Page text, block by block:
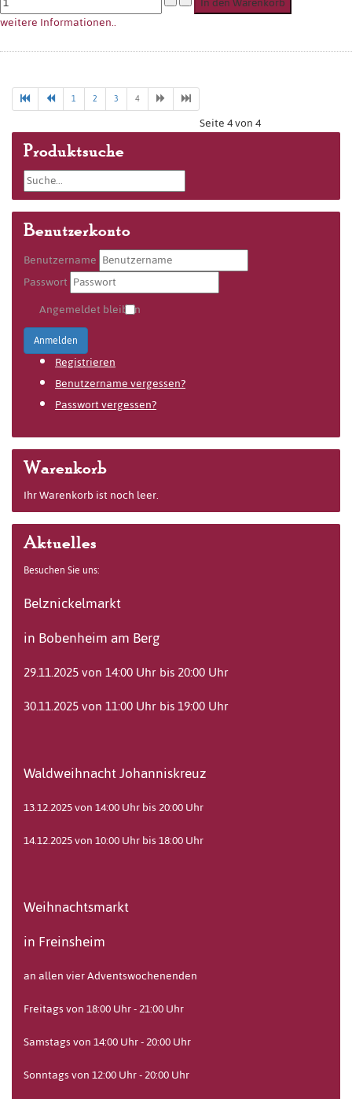
weitere Informationen..
1 2 3 4
Seite 4 von 4
Produktsuche
Benutzerkonto
Benutzername
Passwort
Angemeldet bleiben
Anmelden
Registrieren
Benutzername vergessen?
Passwort vergessen?
Warenkorb
Ihr Warenkorb ist noch leer.
Aktuelles
Besuchen Sie uns:
Belznickelmarkt
in Bobenheim am Berg
29.11.2025 von 14:00 Uhr bis 20:00 Uhr
30.11.2025 von 11:00 Uhr bis 19:00 Uhr
Waldweihnacht Johanniskreuz
13.12.2025 von 14:00 Uhr bis 20:00 Uhr
14.12.2025 von 10:00 Uhr bis 18:00 Uhr
Weihnachtsmarkt
in Freinsheim
an allen vier Adventswochenenden
Freitags von 18:00 Uhr - 21:00 Uhr
Samstags von 14:00 Uhr - 20:00 Uhr
Sonntags von 12:00 Uhr - 20:00 Uhr